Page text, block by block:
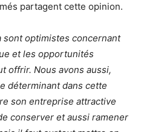
partagent cette opinion.
sont optimistes concernant
et les opportunités
offrir. Nous avons aussi,
déterminant dans cette
son entreprise attractive
conserver et aussi ramener